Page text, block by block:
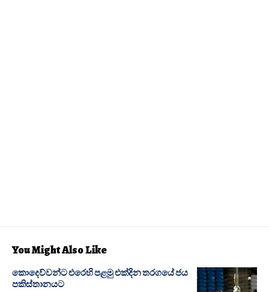
You Might Also Like
කොදෙව්වන්ට එරෙහි පළමු එක්දින තරගයේ ජය
පකිස්තානයට